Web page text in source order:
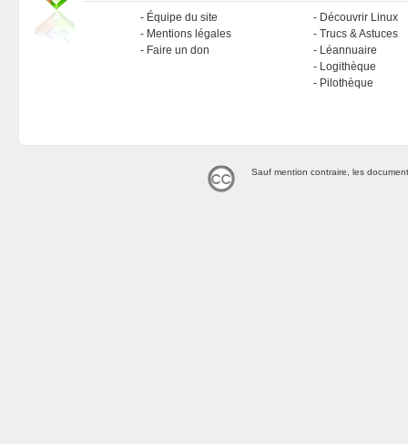
Équipe du site
Mentions légales
Faire un don
Découvrir Linux
Trucs & Astuces
Léannuaire
Logithèque
Pilothèque
Sauf mention contraire, les